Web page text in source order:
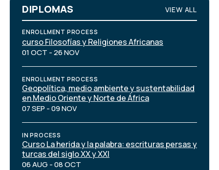
DIPLOMAS VIEW ALL
ENROLLMENT PROCESS
curso Filosofías y Religiones Africanas
01 OCT - 26 NOV
ENROLLMENT PROCESS
Geopolítica, medio ambiente y sustentabilidad
en Medio Oriente y Norte de África
07 SEP - 09 NOV
IN PROCESS
Curso La herida y la palabra: escrituras persas y
turcas del siglo XX y XXI
06 AUG - 08 OCT